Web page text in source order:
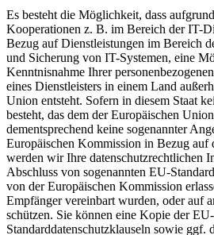
Es besteht die Möglichkeit, dass
Kooperationen z. B. im Bereich der IT-
Bezug auf Dienstleistungen im Bereich
und Sicherung von IT-Systemen, eine
Kenntnisnahme Ihrer
eines Dienstleisters in einem Land
Union entsteht. Sofern in diesem Staat
besteht, das dem der Europäischen
dementsprechend keine sogenannter
Europäischen Kommission in Bezug auf
werden wir Ihre datenschutzrechtlichen
Abschluss von sogenannten EU-
von der Europäischen Kommission
Empfänger vereinbart wurden, oder auf
schützen. Sie können eine Kopie der EU-
Standarddatenschutzklauseln sowie ggf.